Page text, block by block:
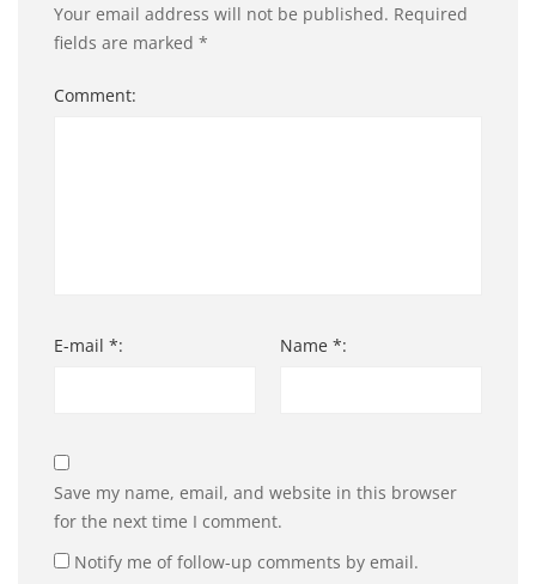
Your email address will not be published. Required
fields are marked *
Comment:
E-mail *: Name *:
Save my name, email, and website in this browser
for the next time I comment.
Notify me of follow-up comments by email.